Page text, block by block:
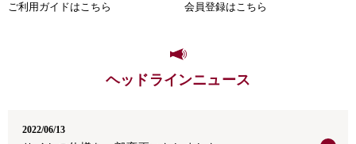
ご利用ガイドはこちら 会員登録はこちら
ヘッドラインニュース
2022/06/13